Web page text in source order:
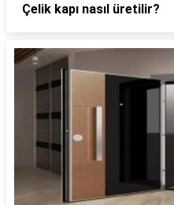
Çelik kapı nasıl üretilir?